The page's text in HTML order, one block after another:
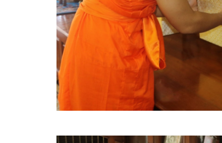
ขั้นตอนและวิธีการชำระภาษีฯ
แบบฟอร์มการชำระภาษีฯ
การบริการแบบเบ็ดเสร็จ (One Stop Service)
หนังสือสั่งการ